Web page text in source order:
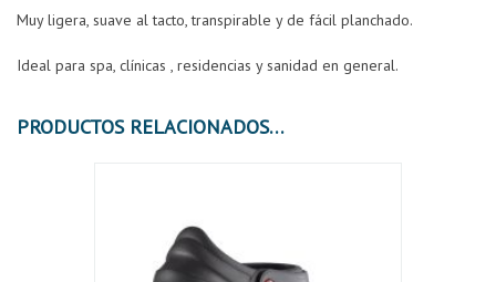
Muy ligera, suave al tacto, transpirable y de fácil planchado.
Ideal para spa, clínicas , residencias y sanidad en general.
PRODUCTOS RELACIONADOS